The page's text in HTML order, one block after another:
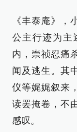
《丰泰庵》，
公主行迹为主
内，崇祯忍痛
闻及逃生。其
仪等娓娓叙来
读罢掩卷，不
感叹。